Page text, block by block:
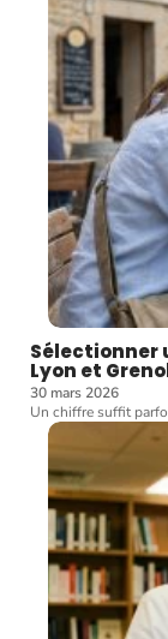
Sélectionner
Lyon et
30 mars 2026
Un chiffre suffit